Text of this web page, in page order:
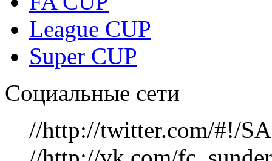
League CUP
Super CUP
Социальные сети
//http://twitter.com/#!/